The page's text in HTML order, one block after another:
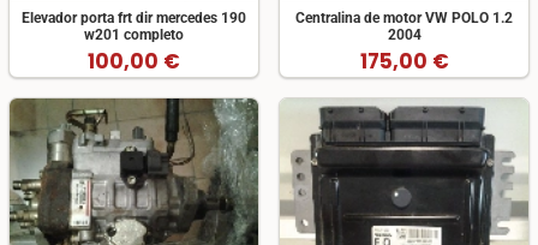
Elevador porta frt dir mercedes 190
w201 completo
100,00 €
Centralina de motor VW POLO 1.2
2004
175,00 €